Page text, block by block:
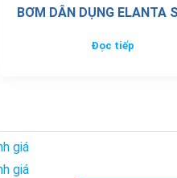
BƠM DÂN DỤNG ELANTA
Đọc tiếp
giá
giá